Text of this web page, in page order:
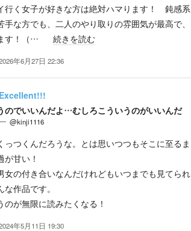
行く女子が好きな方は絶対ハマります！ 鈍感系
手な方でも、二人のやり取りの雰囲気が最高で、
す！（…
続きを読む
年6月27日 22:36
Excellent!!!
のでいいんだよ…むしろこういうのがいいんだ
@kinji1116
っつくんだろうな。とは思いつつもそこに至るま
が甘い！
女の付き合いなんだけれどもいつまでも見てられ
な作品です。
のが無限に読みたくなる！
年5月11日 19:30